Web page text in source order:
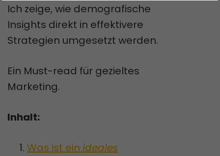
Ich zeige, wie demografische
Insights direkt in effektivere
Strategien umgesetzt werden.
Ein Must-read für gezieltes
Marketing.
Inhalt:
Was ist ein ideales